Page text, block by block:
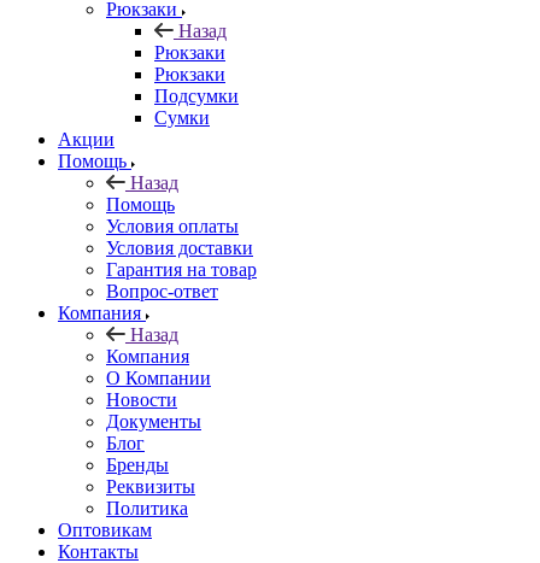
Рюкзаки
Назад
Рюкзаки
Рюкзаки
Подсумки
Сумки
Акции
Помощь
Назад
Помощь
Условия оплаты
Условия доставки
Гарантия на товар
Вопрос-ответ
Компания
Назад
Компания
О Компании
Новости
Документы
Блог
Бренды
Реквизиты
Политика
Оптовикам
Контакты